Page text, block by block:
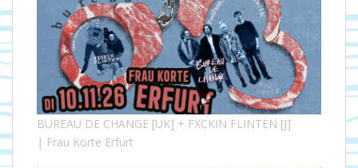
BUREAU DE CHANGE [UK] + FXCKIN FLINTEN [J]
| Frau Korte Erfurt